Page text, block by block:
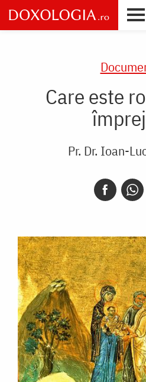
Skip
to
main
Care este
Pr. Dr. Ioan-